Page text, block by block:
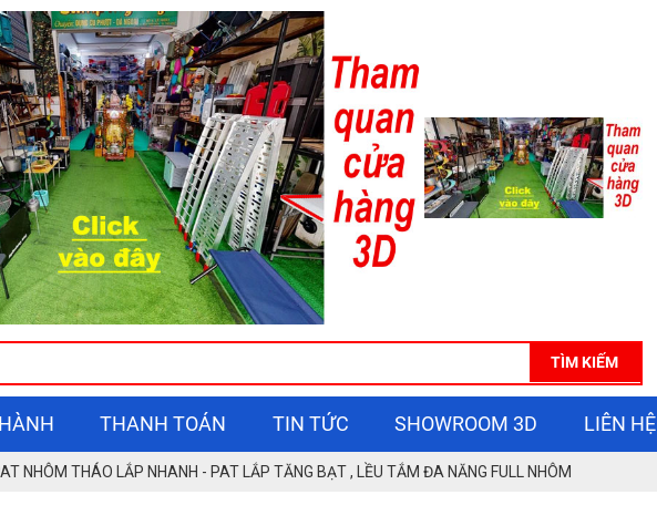
TÌM KIẾM
THANH TOÁN TIN TỨC SHOWROOM 3D LIÊN HỆ
NHÔM THÁO LẮP NHANH - PAT LẮP TĂNG BẠT , LỀU TẮM ĐA NĂNG FULL NHÔM